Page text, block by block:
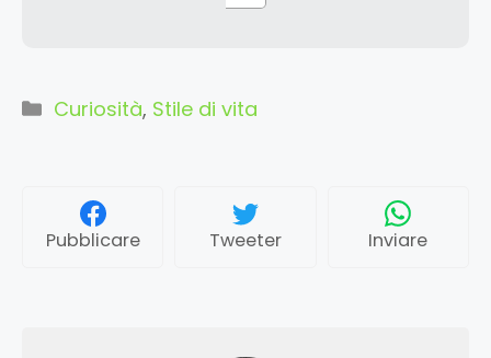
Categorie
Curiosità, Stile di vita
Pubblicare Tweeter Inviare